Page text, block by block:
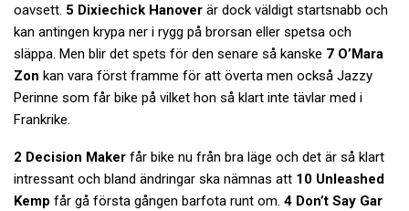
oavsett. 5 Dixiechick Hanover är dock väldigt startsnabb och
kan antingen krypa ner i rygg på brorsan eller spetsa och
släppa. Men blir det spets för den senare så kanske 7 O’Mara
Zon kan vara först framme för att överta men också Jazzy
Perinne som får bike på vilket hon så klart inte tävlar med i
Frankrike.
2 Decision Maker får bike nu från bra läge och det är så klart
intressant och bland ändringar ska nämnas att 10 Unleashed
Kemp får gå första gången barfota runt om. 4 Don’t Say Gar